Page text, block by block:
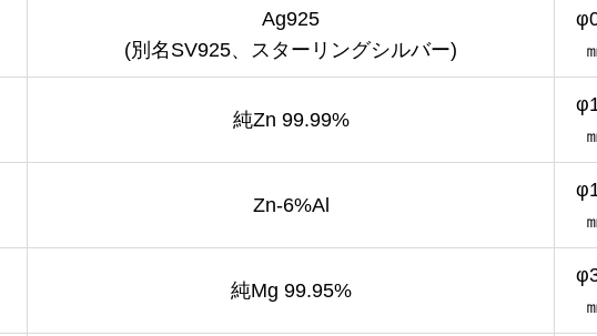
Ag925
(別名SV925、スターリングシルバー)
純Zn 99.99%
Zn-6%Al
純Mg 99.95%